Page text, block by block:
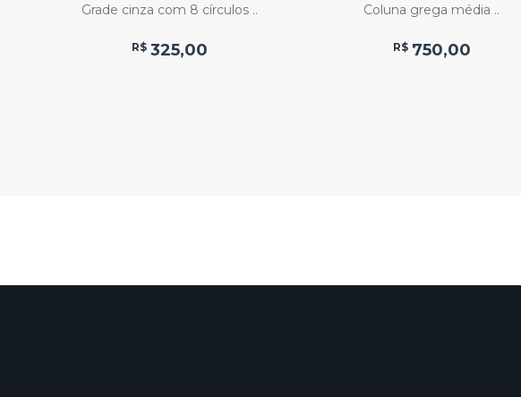
Grade cinza com 8 círculos ..
R$ 325,00
Coluna grega média ..
R$ 750,00